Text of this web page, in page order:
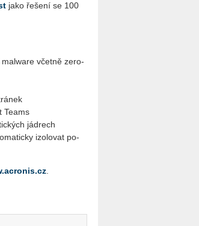
jako ře­še­ní se 100
včet­ně zero-
Teams
já­drech
izo­lo­vat po­